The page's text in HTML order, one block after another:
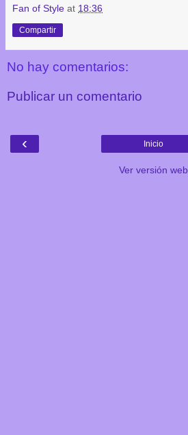
Fan of Style at 18:36
Compartir
No hay comentarios:
Publicar un comentario
‹ Inicio
Ver versión web